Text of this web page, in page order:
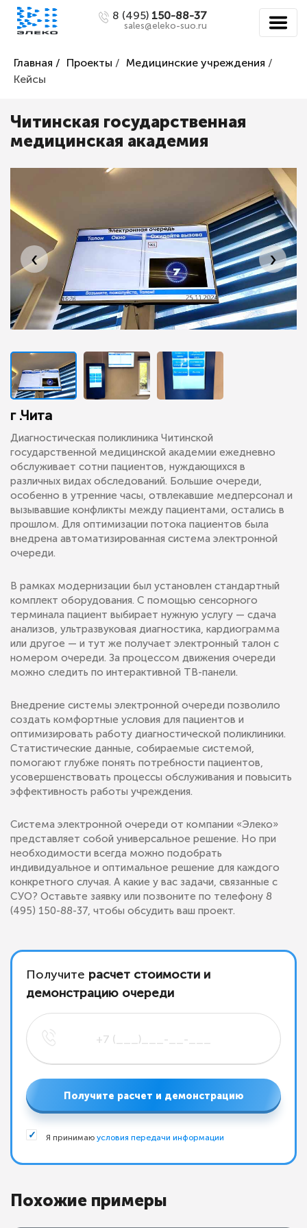
8 (495) 150-88-37
sales@eleko-suo.ru
Главная / Проекты / Медицинские учреждения /
Кейсы
Читинская государственная
медицинская академия
‹ ›
г .Чита
Диагностическая поликлиника Читинской
государственной медицинской академии ежедневно
обслуживает сотни пациентов, нуждающихся в
различных видах обследований. Большие очереди,
особенно в утренние часы, отвлекавшие медперсонал и
вызывавшие конфликты между пациентами, остались в
прошлом. Для оптимизации потока пациентов была
внедрена автоматизированная система электронной
очереди.
В рамках модернизации был установлен стандартный
комплект оборудования. С помощью сенсорного
терминала пациент выбирает нужную услугу — сдача
анализов, ультразвуковая диагностика, кардиограмма
или другое — и тут же получает электронный талон с
номером очереди. За процессом движения очереди
можно следить по интерактивной ТВ-панели.
Внедрение системы электронной очереди позволило
создать комфортные условия для пациентов и
оптимизировать работу диагностической поликлиники.
Статистические данные, собираемые системой,
помогают глубже понять потребности пациентов,
усовершенствовать процессы обслуживания и повысить
эффективность работы учреждения.
Система электронной очереди от компании «Элеко»
представляет собой универсальное решение. Но при
необходимости всегда можно подобрать
индивидуальное и оптимальное решение для каждого
конкретного случая. А какие у вас задачи, связанные с
СУО? Оставьте заявку или позвоните по телефону 8
(495) 150-88-37, чтобы обсудить ваш проект.
Получите расчет стоимости и
демонстрацию очереди
Получите расчет и демонстрацию
Я принимаю условия передачи информации
Похожие примеры